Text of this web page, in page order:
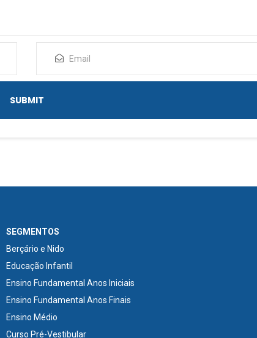
SEGMENTOS
Berçário e Nido
Educação Infantil
Ensino Fundamental Anos Iniciais
Ensino Fundamental Anos Finais
Ensino Médio
Curso Pré-Vestibular